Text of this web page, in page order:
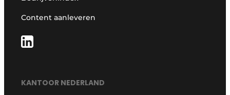
Content aanleveren
KANTOOR NEDERLAND